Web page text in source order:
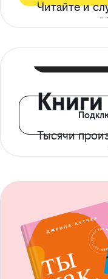
Читайте и
Книги
Тысячи
с доступом